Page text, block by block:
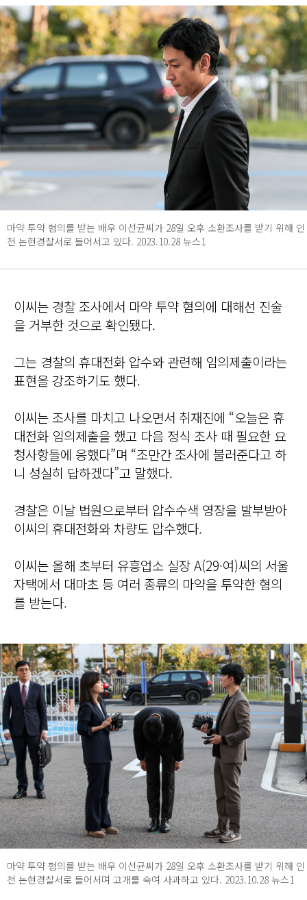
마약 투약 혐의를 받는 배우 이선균씨가 28일 오후 소환조사를 받기 위해 인
천 논현경찰서로 들어서고 있다. 2023.10.28 뉴스1
이씨는 경찰 조사에서 마약 투약 혐의에 대해선 진술
을 거부한 것으로 확인됐다.
그는 경찰의 휴대전화 압수와 관련해 임의제출이라는
표현을 강조하기도 했다.
이씨는 조사를 마치고 나오면서 취재진에 “오늘은 휴
대전화 임의제출을 했고 다음 정식 조사 때 필요한 요
청사항들에 응했다”며 “조만간 조사에 불러준다고 하
니 성실히 답하겠다”고 말했다.
경찰은 이날 법원으로부터 압수수색 영장을 발부받아
이씨의 휴대전화와 차량도 압수했다.
이씨는 올해 초부터 유흥업소 실장 A(29·여)씨의 서울
자택에서 대마초 등 여러 종류의 마약을 투약한 혐의
를 받는다.
마약 투약 혐의를 받는 배우 이선균씨가 28일 오후 소환조사를 받기 위해 인
천 논현경찰서로 들어서며 고개를 숙여 사과하고 있다. 2023.10.28 뉴스1